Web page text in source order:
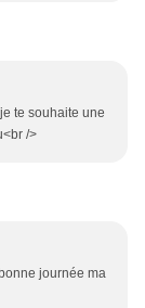
te souhaite une
/>
journée ma